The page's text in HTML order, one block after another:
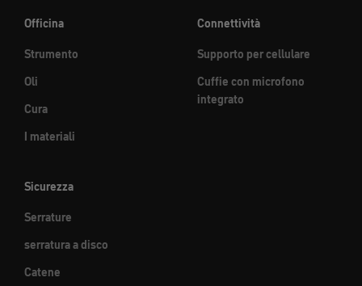
Officina
Strumento
Oli
Cura
I materiali
Connettività
Supporto per cellulare
Cuffie con microfono
integrato
Sicurezza
Serrature
serratura a disco
Catene